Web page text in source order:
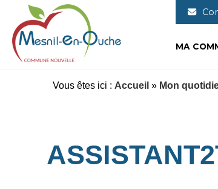
Commune nouvelle
MA
Vous êtes ici : Accueil » Mon